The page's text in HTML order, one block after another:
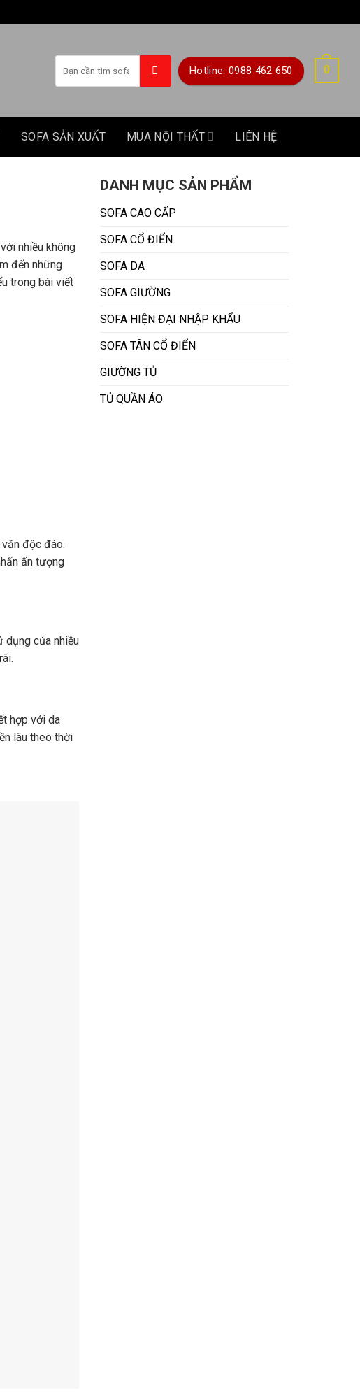
kiếm:
Hotline: 0988 462 650 0
SOFA SẢN XUẤT MUA NỘI THẤT LIÊN HỆ
nhiều không
đến những
trong bài viết
độc đáo.
ấn tượng
dụng của nhiều
hợp với da
lâu theo thời
DANH MỤC SẢN PHẨM
SOFA CAO CẤP
SOFA CỔ ĐIỂN
SOFA DA
SOFA GIƯỜNG
SOFA HIỆN ĐẠI NHẬP KHẨU
SOFA TÂN CỔ ĐIỂN
GIƯỜNG TỦ
TỦ QUẦN ÁO